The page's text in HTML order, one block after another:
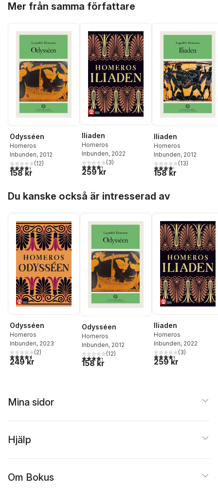
Mer från samma författare
Odysséen
Homeros
Inbunden, 2012
4,3utav 5 stjärnor. Totalt antal röster:
(12)
158 kr
Iliaden
Homeros
Inbunden, 2022
4,3utav 5 stjärnor. Totalt antal röster:
(3)
259 kr
Iliaden
Homeros
Inbunden, 2012
4,2utav 5 stjärnor.
(13)
158 kr
Du kanske också är intresserad av
Odysséen
Homeros
Inbunden, 2023
4,5utav 5 stjärnor. Totalt antal röster:
(2)
249 kr
Odysséen
Homeros
Inbunden, 2012
4,3utav 5 stjärnor. Totalt antal röster:
(12)
158 kr
Iliaden
Homeros
Inbunden, 2022
4,3utav 5 stjärnor.
(3)
259 kr
Mina sidor
Hjälp
Om Bokus